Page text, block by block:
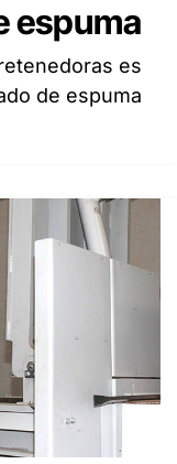
espuma
es
de espuma